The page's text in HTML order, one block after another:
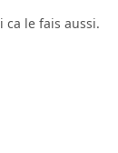
ca le fais aussi.